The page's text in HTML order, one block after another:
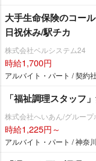
大手生命保険のコー
日祝休み/駅チカ
株式会社ベルシステム24
時給1,700円
アルバイト・パート / 契約
「福祉調理スタッフ
株式会社へいあん/グルー
時給1,225円～
アルバイト・パート / 神奈